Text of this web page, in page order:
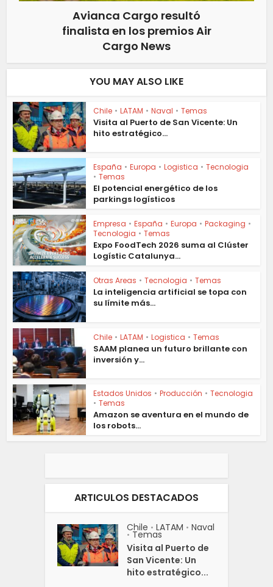
Avianca Cargo resultó
finalista en los premios Air
Cargo News
YOU MAY ALSO LIKE
Chile • LATAM • Naval • Temas
Visita al Puerto de San Vicente: Un
hito estratégico...
España • Europa • Logistica • Tecnologia
• Temas
El potencial energético de los
parkings logísticos
Empresa • España • Europa • Packaging •
Tecnologia • Temas
Expo FoodTech 2026 suma al Clúster
Logístic Catalunya...
Otras Areas • Tecnologia • Temas
La inteligencia artificial se topa con
su límite más...
Chile • LATAM • Logistica • Temas
SAAM planea un futuro brillante con
inversión y...
Estados Unidos • Producción • Tecnologia
• Temas
Amazon se aventura en el mundo de
los robots...
ARTICULOS DESTACADOS
Chile • LATAM • Naval
• Temas
Visita al Puerto de
San Vicente: Un
hito estratégico...